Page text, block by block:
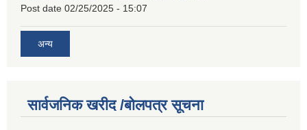
Post date 02/25/2025 - 15:07
अन्य
सार्वजनिक खरीद /बोलपत्र सूचना